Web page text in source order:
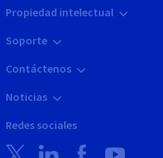
Propiedad intelectual
Soporte
Contáctenos
Noticias
Redes sociales